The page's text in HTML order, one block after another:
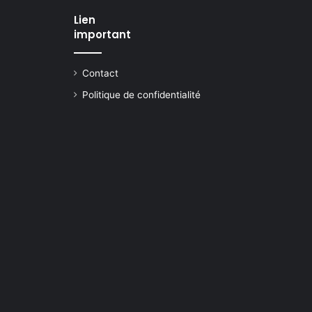
Lien
important
Contact
Politique de confidentialité